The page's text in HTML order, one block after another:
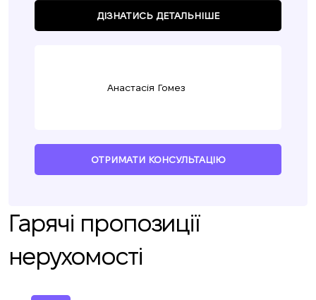
ДІЗНАТИСЬ ДЕТАЛЬНІШЕ
Анастасія Гомез
ОТРИМАТИ КОНСУЛЬТАЦІЮ
Гарячі пропозиції
нерухомості